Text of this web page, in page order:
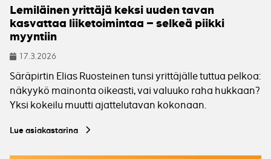
Lemiläinen yrittäjä keksi uuden tavan
kasvattaa liiketoimintaa – selkeä piikki
myyntiin
Julkaistu
17.3.2026
Säräpirtin Elias Ruosteinen tunsi yrittäjälle tuttua pelkoa:
näkyykö mainonta oikeasti, vai valuuko raha hukkaan?
Yksi kokeilu muutti ajattelutavan kokonaan.
Lue asiakastarina